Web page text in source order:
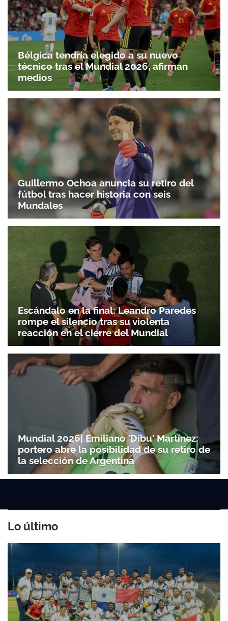
Bélgica tendría elegido a su nuevo
técnico tras el Mundial 2026, afirman
medios
Guillermo Ochoa anuncia su retiro del
fútbol tras hacer historia con seis
Mundales
Escándalo en la final: Leandro Paredes
rompe el silencio tras su violenta
reacción en el cierre del Mundial
Mundial 2026| Emiliano 'Dibu' Martínez:
portero abre la posibilidad de su retiro de
la selección de Argentina
Lo último